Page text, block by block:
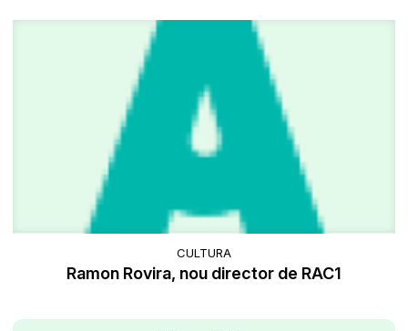
CULTURA
Ramon Rovira, nou director de RAC1